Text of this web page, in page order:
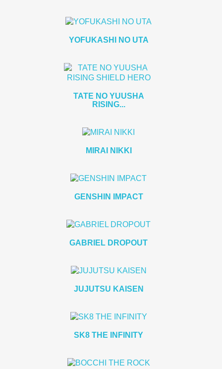
YOFUKASHI NO UTA
TATE NO YUUSHA
RISING...
MIRAI NIKKI
GENSHIN IMPACT
GABRIEL DROPOUT
JUJUTSU KAISEN
SK8 THE INFINITY